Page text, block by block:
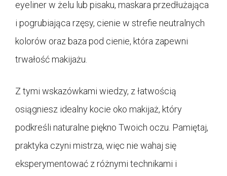
eyeliner w żelu lub pisaku, maskara przedłużająca
i pogrubiająca rzęsy, cienie w strefie neutralnych
kolorów oraz baza pod cienie, która zapewni
trwałość makijażu.
Z tymi wskazówkami wiedzy, z łatwością
osiągniesz idealny kocie oko makijaż, który
podkreśli naturalne piękno Twoich oczu. Pamiętaj,
praktyka czyni mistrza, więc nie wahaj się
eksperymentować z różnymi technikami i